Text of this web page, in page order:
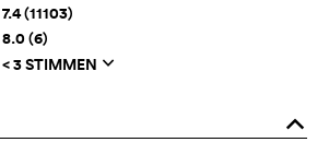
7.4 (11103)
8.0 (6)
< 3 STIMMEN q
o